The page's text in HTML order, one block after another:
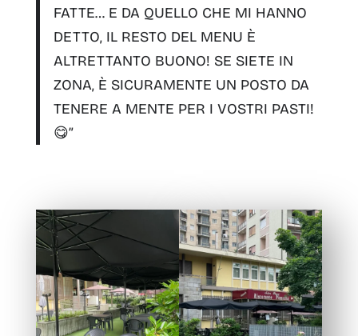
FATTE… E DA QUELLO CHE MI HANNO
DETTO, IL RESTO DEL MENU È
ALTRETTANTO BUONO! SE SIETE IN
ZONA, È SICURAMENTE UN POSTO DA
TENERE A MENTE PER I VOSTRI PASTI!
😋”